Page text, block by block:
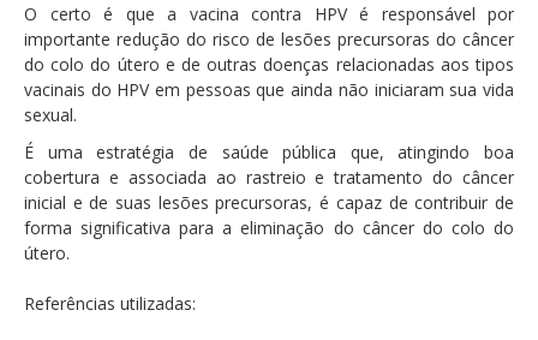
O certo é que a vacina contra HPV é responsável por
importante redução do risco de lesões precursoras do câncer
do colo do útero e de outras doenças relacionadas aos tipos
vacinais do HPV em pessoas que ainda não iniciaram sua vida
sexual.
É uma estratégia de saúde pública que, atingindo boa
cobertura e associada ao rastreio e tratamento do câncer
inicial e de suas lesões precursoras, é capaz de contribuir de
forma significativa para a eliminação do câncer do colo do
útero.
Referências utilizadas: